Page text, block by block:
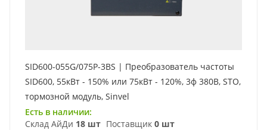
SID600-055G/075P-3BS | Преобразователь частоты
SID600, 55кВт - 150% или 75кВт - 120%, 3ф 380В, STO,
тормозной модуль, Sinvel
Есть в наличии:
Склад АйДи 18 шт Поставщик 0 шт